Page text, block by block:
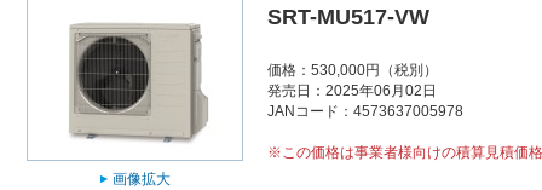
画像拡大
SRT-MU517-VW
価格：530,000円（税別）
発売日：2025年06月02日
JANコード：4573637005978
※この価格は事業者様向けの積算見積価